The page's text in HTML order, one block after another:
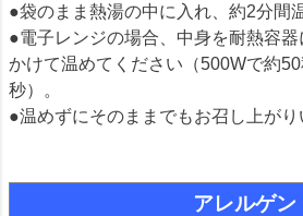
●袋のまま熱湯の中に入れ、約2分間
●電子レンジの場合、中身を耐熱容
かけて温めてください（500Wで約
秒）。
●温めずにそのままでもお召し上がり
アレルゲン